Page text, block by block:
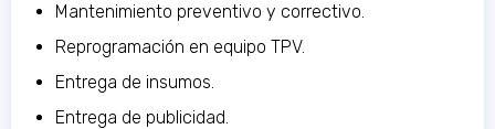
Mantenimiento preventivo y correctivo.
Reprogramación en equipo TPV.
Entrega de insumos.
Entrega de publicidad.